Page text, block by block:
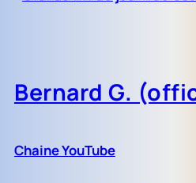
Bernard G.
Chaine YouTube